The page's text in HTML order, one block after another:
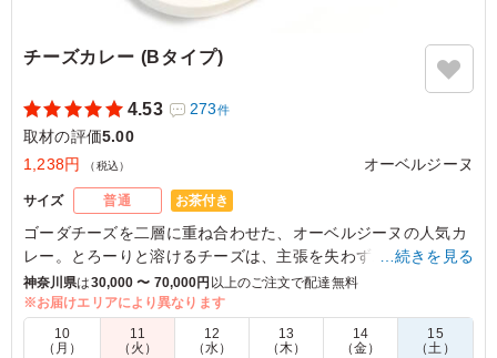
チーズカレー (Bタイプ)
4.53 273件
取材の評価5.00
1,238円
（税込） オーベルジーヌ
サイズ 普通 お茶付き
ゴーダチーズを二層に重ね合わせた、オーベルジーヌの人気カ
レー。とろーりと溶けるチーズは、主張を失わず、カレーのま
ろやかさをドレスアップ。
チーズ好きな方には、一度は召し上がっていただきたい一品で
す。
…続きを見る
神奈川県は30,000 〜 70,000円 以上のご注文で配達無料
※お届けエリアにより異なります
10
（月）
11
（火）
12
（水）
13
（木）
14
（金）
15
（土）